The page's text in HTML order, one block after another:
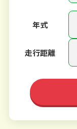
年式
走行距離